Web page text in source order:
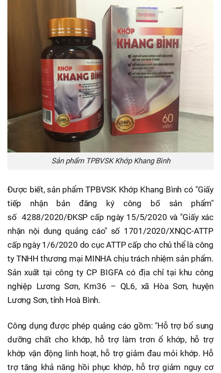
Sản phẩm TPBVSK Khớp Khang Bình
Được biết, sản phẩm TPBVSK Khớp Khang Bình có "Giấy
tiếp nhận bản đăng ký công bố sản phẩm"
số 4288/2020/ĐKSP cấp ngày 15/5/2020 và "Giấy xác
nhận nội dung quảng cáo" số 1701/2020/XNQC-ATTP
cấp ngày 1/6/2020 do cục ATTP cấp cho chủ thể là công
ty TNHH thương mại MINHA chịu trách nhiệm sản phẩm.
Sản xuất tại công ty CP BIGFA có địa chỉ tại khu công
nghiệp Lương Sơn, Km36 – QL6, xã Hòa Sơn, huyện
Lương Sơn, tỉnh Hoà Bình.
Công dụng được phép quảng cáo gồm: "Hỗ trợ bổ sung
dưỡng chất cho khớp, hỗ trợ làm trơn ổ khớp, hỗ trợ
khớp vận động linh hoạt, hỗ trợ giảm đau mỏi khớp. Hỗ
trợ tăng khả năng hồi phục khớp, hỗ trợ giảm nguy cơ